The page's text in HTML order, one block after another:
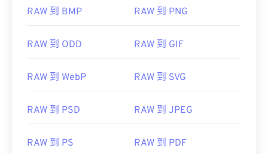
RAW 到 BMP RAW 到 PNG
RAW 到 ODD RAW 到 GIF
RAW 到 WebP RAW 到 SVG
RAW 到 PSD RAW 到 JPEG
RAW 到 PS RAW 到 PDF